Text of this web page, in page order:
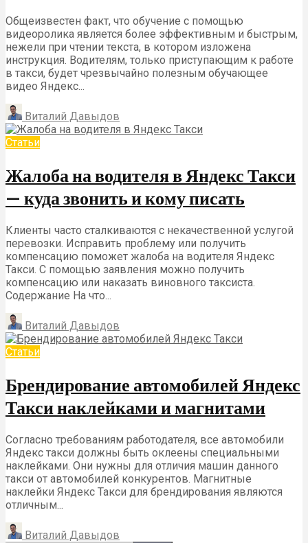
Общеизвестен факт, что обучение с помощью
видеоролика является более эффективным и быстрым,
нежели при чтении текста, в котором изложена
инструкция. Водителям, только приступающим к работе
в такси, будет чрезвычайно полезным обучающее
видео Яндекс...
Виталий Давыдов
Статьи
Жалоба на водителя в Яндекс Такси
— куда звонить и кому писать
Клиенты часто сталкиваются с некачественной услугой
перевозки. Исправить проблему или получить
компенсацию поможет жалоба на водителя Яндекс
Такси. С помощью заявления можно получить
компенсацию или наказать виновного таксиста.
Содержание На что...
Виталий Давыдов
Статьи
Брендирование автомобилей Яндекс
Такси наклейками и магнитами
Согласно требованиям работодателя, все автомобили
Яндекс такси должны быть оклеены специальными
наклейками. Они нужны для отличия машин данного
такси от автомобилей конкурентов. Магнитные
наклейки Яндекс Такси для брендирования являются
отличным...
Виталий Давыдов